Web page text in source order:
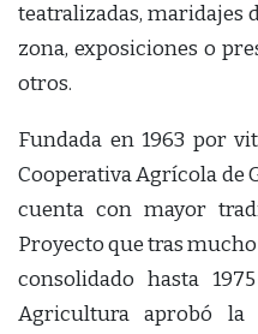
teatralizadas, maridajes
zona, exposiciones o
otros.
Fundada en 1963 por
Cooperativa Agrícola de
cuenta con mayor
Proyecto que tras
consolidado hasta
Agricultura aprobó la